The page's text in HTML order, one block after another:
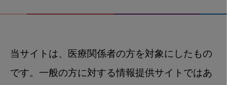
当サイトは、医療関係者の方を対象にしたもの
です。一般の方に対する情報提供サイトではあ